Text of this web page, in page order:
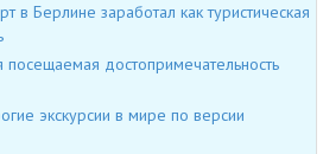
в Берлине заработал как туристическая
достопримечательность
экскурсии в мире по версии